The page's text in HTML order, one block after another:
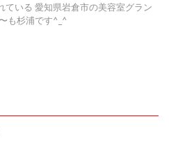
ている 愛知県岩倉市の美容室グラン
も杉浦です^_^